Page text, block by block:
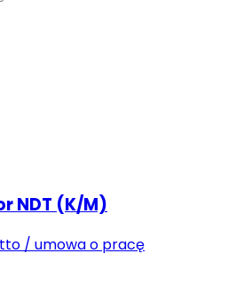
NDT (K/M)
/ umowa o pracę